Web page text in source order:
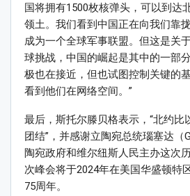
国将拥有1500枚核弹头，可以到达
领土。我们看到中国正在向我们靠
成为一个全球军事联盟。但这是关
球挑战，中国的崛起是其中的一部
极也在接近，但也试图控制关键的
看到他们在网络空间。”
最后，斯托尔滕贝格表示，“北约比
团结”，并感谢立陶宛总统瑙塞达（
陶宛政府和维尔纽斯人民主办这次
次峰会将于2024年在美国华盛顿特
75周年。